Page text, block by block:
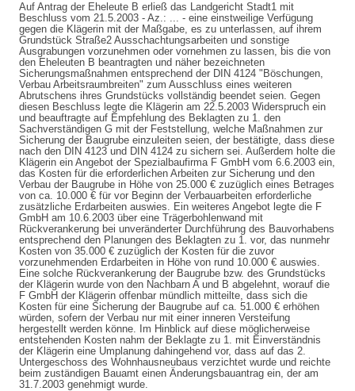
Auf Antrag der Eheleute B erließ das Landgericht Stadt1 mit
Beschluss vom 21.5.2003 - Az.: ... - eine einstweilige Verfügung
gegen die Klägerin mit der Maßgabe, es zu unterlassen, auf ihrem
Grundstück Straße2 Ausschachtungsarbeiten und sonstige
Ausgrabungen vorzunehmen oder vornehmen zu lassen, bis die von
den Eheleuten B beantragten und näher bezeichneten
Sicherungsmaßnahmen entsprechend der DIN 4124 "Böschungen,
Verbau Arbeitsraumbreiten" zum Ausschluss eines weiteren
Abrutschens ihres Grundstücks vollständig beendet seien. Gegen
diesen Beschluss legte die Klägerin am 22.5.2003 Widerspruch ein
und beauftragte auf Empfehlung des Beklagten zu 1. den
Sachverständigen G mit der Feststellung, welche Maßnahmen zur
Sicherung der Baugrube einzuleiten seien, der bestätigte, dass diese
nach den DIN 4123 und DIN 4124 zu sichern sei. Außerdem holte die
Klägerin ein Angebot der Spezialbaufirma F GmbH vom 6.6.2003 ein,
das Kosten für die erforderlichen Arbeiten zur Sicherung und den
Verbau der Baugrube in Höhe von 25.000 € zuzüglich eines Betrages
von ca. 10.000 € für vor Beginn der Verbauarbeiten erforderliche
zusätzliche Erdarbeiten auswies. Ein weiteres Angebot legte die F
GmbH am 10.6.2003 über eine Trägerbohlenwand mit
Rückverankerung bei unveränderter Durchführung des Bauvorhabens
entsprechend den Planungen des Beklagten zu 1. vor, das nunmehr
Kosten von 35.000 € zuzüglich der Kosten für die zuvor
vorzunehmenden Erdarbeiten in Höhe von rund 10.000 € auswies.
Eine solche Rückverankerung der Baugrube bzw. des Grundstücks
der Klägerin wurde von den Nachbarn A und B abgelehnt, worauf die
F GmbH der Klägerin offenbar mündlich mitteilte, dass sich die
Kosten für eine Sicherung der Baugrube auf ca. 51.000 € erhöhen
würden, sofern der Verbau nur mit einer inneren Versteifung
hergestellt werden könne. Im Hinblick auf diese möglicherweise
entstehenden Kosten nahm der Beklagte zu 1. mit Einverständnis
der Klägerin eine Umplanung dahingehend vor, dass auf das 2.
Untergeschoss des Wohnhausneubaus verzichtet wurde und reichte
beim zuständigen Bauamt einen Änderungsbauantrag ein, der am
31.7.2003 genehmigt wurde.